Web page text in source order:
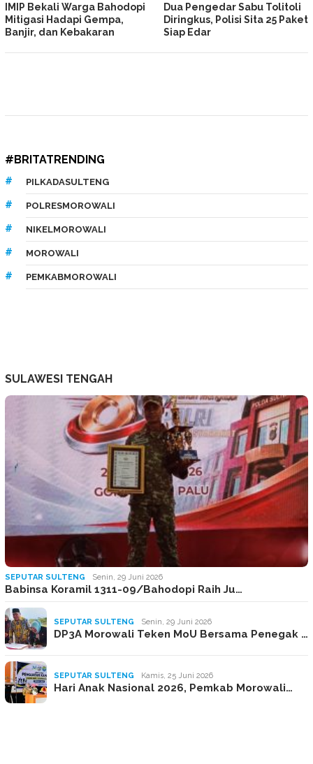
IMIP Bekali Warga Bahodopi
Mitigasi Hadapi Gempa,
Banjir, dan Kebakaran
Dua Pengedar Sabu Tolitoli
Diringkus, Polisi Sita 25 Paket
Siap Edar
#BRITATRENDING
PILKADASULTENG
POLRESMOROWALI
NIKELMOROWALI
MOROWALI
PEMKABMOROWALI
SULAWESI TENGAH
SEPUTAR SULTENG Senin, 29 Juni 2026
Babinsa Koramil 1311-09/Bahodopi Raih Ju…
SEPUTAR SULTENG Senin, 29 Juni 2026
DP3A Morowali Teken MoU Bersama Penegak …
SEPUTAR SULTENG Kamis, 25 Juni 2026
Hari Anak Nasional 2026, Pemkab Morowali…